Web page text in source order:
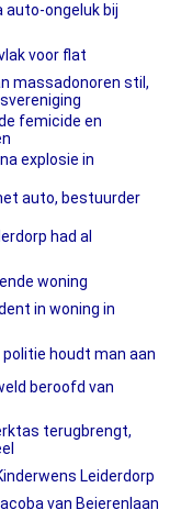
auto-ongeluk bij
voor flat
massadonoren stil,
femicide en
explosie in
auto, bestuurder
had al
woning
in woning in
politie houdt man aan
beroofd van
terugbrengt,
Leiderdorp
van Beierenlaan